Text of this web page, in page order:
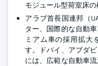
モジュール型荷室床
アラブ首長国連邦（
ター、国際的な自動
ミアム車の採用拡大
す。ドバイ、アブダ
には、広範な自動車